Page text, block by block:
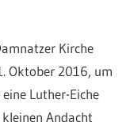
Kirche
Oktober 2016, um
Luther-Eiche
Andacht